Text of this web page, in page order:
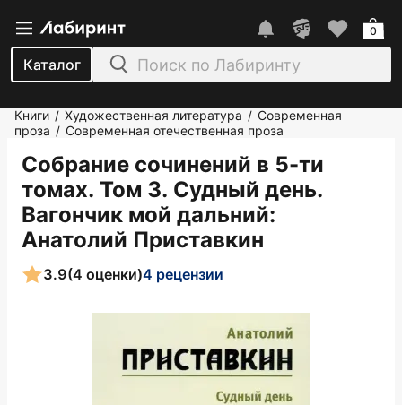
Каталог
0
Книги / Художественная литература / Современная
проза / Современная отечественная проза
Собрание сочинений в 5-ти
томах. Том 3. Судный день.
Вагончик мой дальний:
Анатолий Приставкин
3.9(4 оценки)4 рецензии